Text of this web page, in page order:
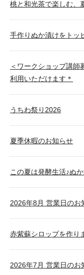
桃と和光茶で楽しむ、
手作りぬか漬けをトッ
＜ワークショップ講師
利用いただけます＊
うちわ祭り2026
夏季休暇のお知らせ
この夏は発酵生活♪ぬ
2026年8月 営業日のお
赤紫蘇シロップを作り
2026年7月 営業日のお